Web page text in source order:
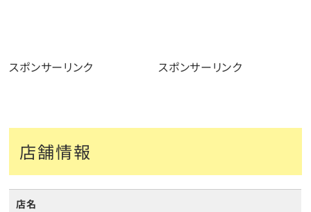
スポンサーリンク スポンサーリンク
店舗情報
店名